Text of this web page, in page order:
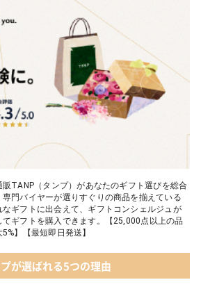
TANP（タンプ）があなたのギフト選びを総合
門バイヤーが選りすぐりの商品を揃えている
ギフトに出会えて、ギフトコンシェルジュが
ギフトを購入できます。【25,000点以上の品
】【最短即日発送】
が選ばれる5つの理由